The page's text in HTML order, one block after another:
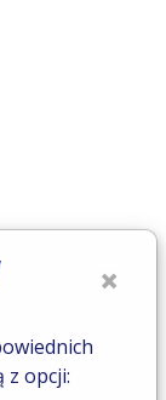
×
z opcji: